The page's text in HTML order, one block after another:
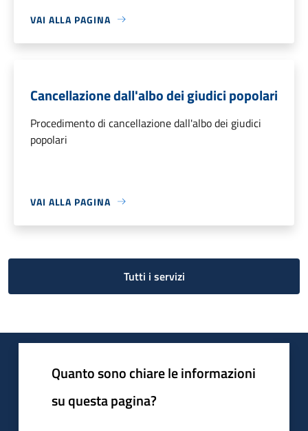
VAI ALLA PAGINA
Cancellazione dall'albo dei giudici popolari
Procedimento di cancellazione dall'albo dei giudici
popolari
VAI ALLA PAGINA
Tutti i servizi
Quanto sono chiare le informazioni
su questa pagina?